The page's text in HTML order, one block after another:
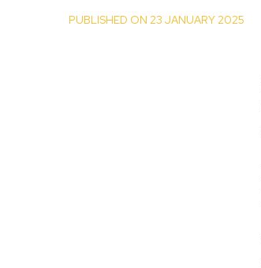
PUBLISHED ON 23 JANUARY 2025